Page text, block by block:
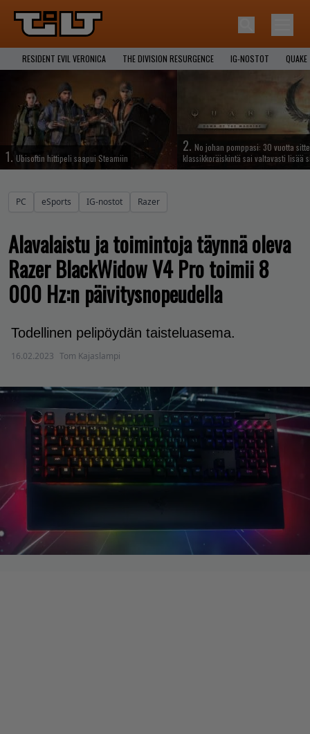
RESIDENT EVIL VERONICA THE DIVISION RESURGENCE IG-NOSTOT QUAKE
1. Ubisoftin hittipeli saapui Steamiin
2. No johan pomppasi: 30 vuotta
klassikkoräiskintä sai valtavasti lisää
PC eSports IG-nostot Razer
Alavalaistu ja toimintoja täynnä oleva
Razer BlackWidow V4 Pro toimii 8
000 Hz:n päivitysnopeudella
Todellinen pelipöydän taisteluasema.
16.02.2023 Tom Kajaslampi